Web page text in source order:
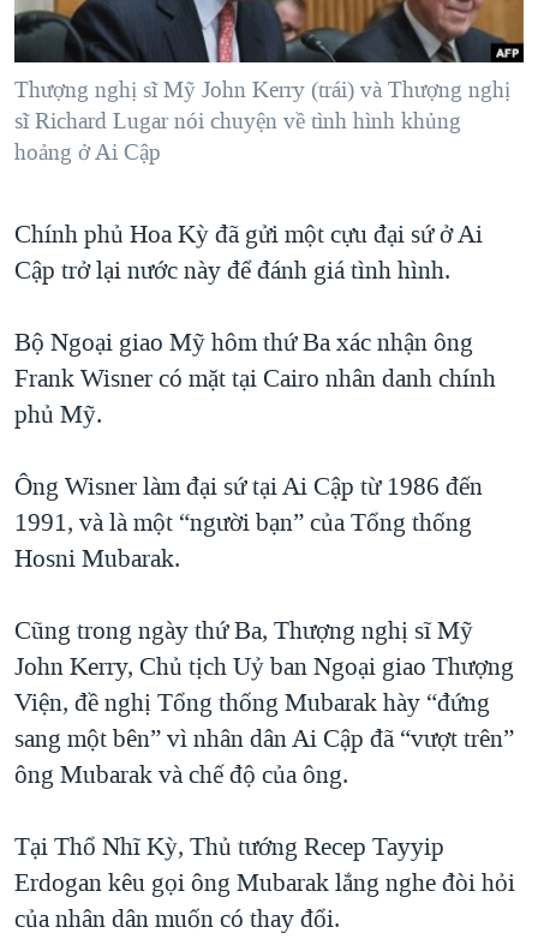
"Tìm"NGƯỜI VIỆT HẢI NGOẠI
ĐỜI SỐNG
KINH TẾ
KHOA HỌC
VĂN HOÁ
THỂ THAO
TẠI
HÀNH TRÌNH BẦU CỬ 2024
MỘT NĂM CHIẾN TRANH TẠI DẢI GAZA
GIẢI MÃ VÀNH ĐAI & CON ĐƯỜNG
TRỊNH VĨNH BÌNH - NGƯỜI HẠ 'BÊN THẮNG CUỘC'
GROUND ZERO – XƯA VÀ NAY
CÁC GIÁ TRỊ CỘNG HÒA Ở VIỆT NAM
THƯỢNG ĐỈNH TRUMP-KIM TẠI VIỆT NAM
NGƯ DÂN VIỆT VÀ LÀN SÓNG TRỘM HẢI SÂM
BÊN KIA QUỐC LỘ: TIẾNG VỌNG TỪ NÔNG THÔN MỸ
QUAN HỆ VIỆT MỸ
VIDEO
NGHE
MẠNG XÃ HỘI
Ngôn ngữ khác
Thượng nghị sĩ Mỹ John Kerry (trái) và Thượng nghị
sĩ Richard Lugar nói chuyện về tình hình khủng
hoảng ở Ai Cập
Chính phủ Hoa Kỳ đã gửi một cựu đại sứ ở Ai
Cập trở lại nước này để đánh giá tình hình.
Bộ Ngoại giao Mỹ hôm thứ Ba xác nhận ông
Frank Wisner có mặt tại Cairo nhân danh chính
phủ Mỹ.
Ông Wisner làm đại sứ tại Ai Cập từ 1986 đến
1991, và là một “người bạn” của Tổng thống
Hosni Mubarak.
Cũng trong ngày thứ Ba, Thượng nghị sĩ Mỹ
John Kerry, Chủ tịch Uỷ ban Ngoại giao Thượng
Viện, đề nghị Tổng thống Mubarak hày “đứng
sang một bên” vì nhân dân Ai Cập đã “vượt trên”
ông Mubarak và chế độ của ông.
Tại Thổ Nhĩ Kỳ, Thủ tướng Recep Tayyip
Erdogan kêu gọi ông Mubarak lắng nghe đòi hỏi
của nhân dân muốn có thay đổi.